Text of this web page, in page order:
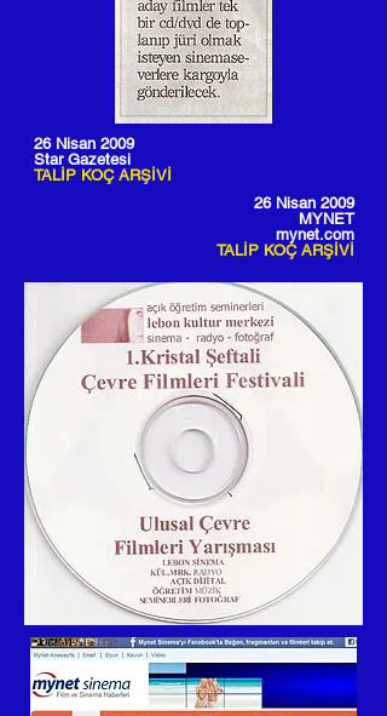
26 Nisan 2009
Star Gazetesi
TALİP KOÇ ARŞİVİ
26 Nisan 2009
MYNET
mynet.com
TALİP KOÇ ARŞİVİ